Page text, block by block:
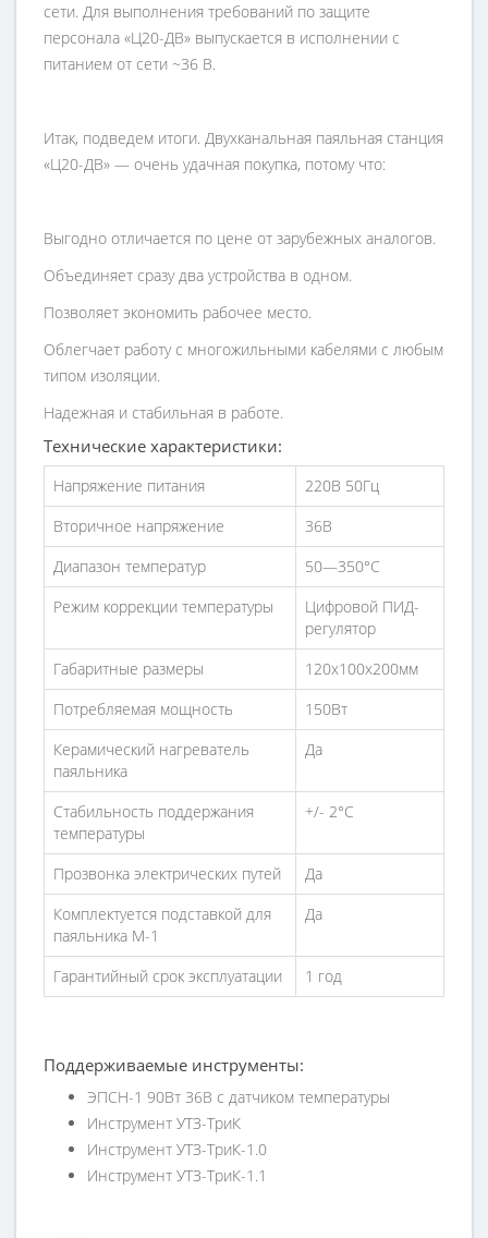
сети. Для выполнения требований по защите
персонала «Ц20-ДВ» выпускается в исполнении с
питанием от сети ~36 В.
Итак, подведем итоги. Двухканальная паяльная станция
«Ц20-ДВ» — очень удачная покупка, потому что:
Выгодно отличается по цене от зарубежных аналогов.
Объединяет сразу два устройства в одном.
Позволяет экономить рабочее место.
Облегчает работу с многожильными кабелями с любым
типом изоляции.
Надежная и стабильная в работе.
Технические характеристики:
Напряжение питания
220В 50Гц
Вторичное напряжение
36В
Диапазон температур
50—350°С
Режим коррекции температуры
Цифровой ПИД-
регулятор
Габаритные размеры
120х100х200мм
Потребляемая мощность
150Вт
Керамический нагреватель
паяльника
Да
Стабильность поддержания
температуры
+/- 2°С
Прозвонка электрических путей
Да
Комплектуется подставкой для
паяльника М-1
Да
Гарантийный срок эксплуатации 1 год
Поддерживаемые инструменты:
ЭПСН-1 90Вт 36В с датчиком температуры
Инструмент УТЗ-ТриК
Инструмент УТЗ-ТриК-1.0
Инструмент УТЗ-ТриК-1.1